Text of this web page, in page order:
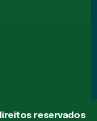
reservados